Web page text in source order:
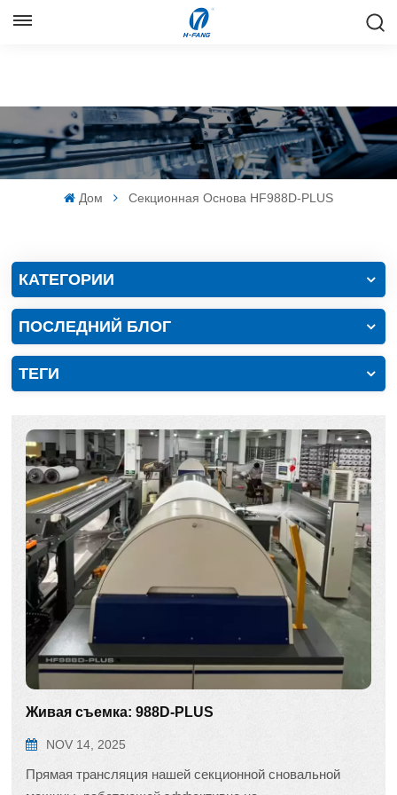
Русский
Español
Дом Секционная Основа HF988D-PLUS
КАТЕГОРИИ
ПОСЛЕДНИЙ БЛОГ
ТЕГИ
Живая съемка: 988D-PLUS
NOV 14, 2025
Прямая трансляция нашей секционной сновальной